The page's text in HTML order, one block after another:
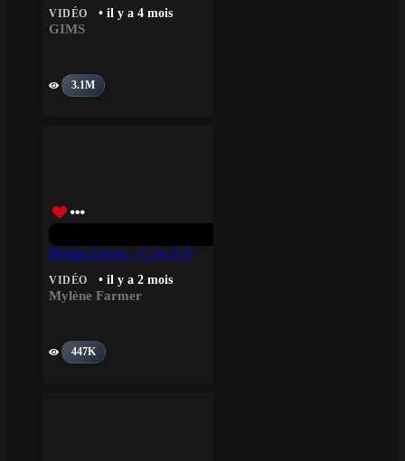
VIDÉO • il y a 4 mois
GIMS
3.1M
VIDÉO • il y a 2 mois
Mylène Farmer
447K